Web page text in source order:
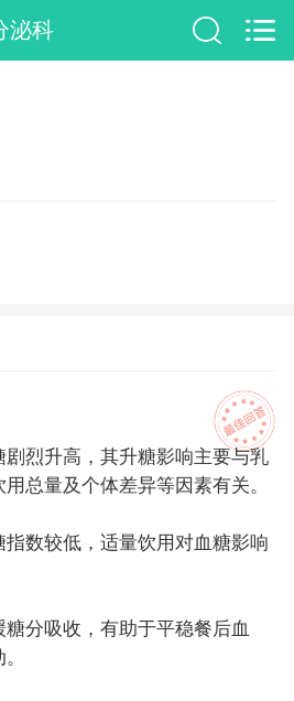
泌科
烈升高，其升糖影响主要与乳
总量及个体差异等因素有关。
数较低，适量饮用对血糖影响
分吸收，有助于平稳餐后血